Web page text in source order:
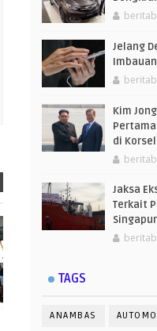
Jelang
Kim
di Korsel
Jaksa
Terkait
TAGS
ANAMBAS